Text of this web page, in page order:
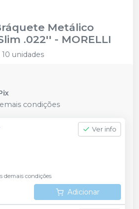
Metálico
.022'' - MORELLI
unidades
condições
Ver info
demais condições
Adicionar